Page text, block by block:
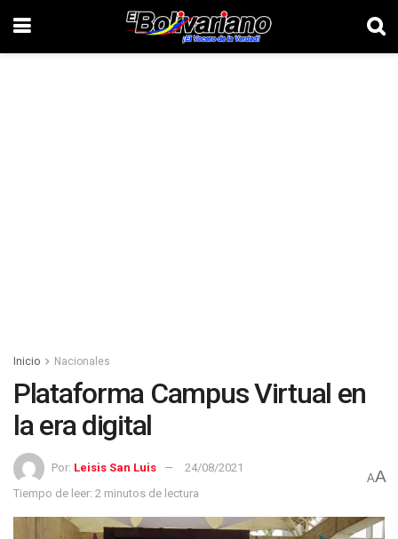
Inicio Nacionales
Plataforma Campus Virtual en
la era digital
Por: Leisis San Luis
24/08/2021
Tiempo de leer: 2 minutos de lectura
AA